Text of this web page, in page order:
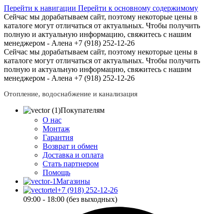
Перейти к навигации Перейти к основному содержимому
Сейчас мы дорабатываем сайт, поэтому некоторые цены в
каталоге могут отличаться от актуальных. Чтобы получить
полную и актуальную информацию, свяжитесь с нашим
менеджером - Алена +7 (918) 252-12-26
Сейчас мы дорабатываем сайт, поэтому некоторые цены в
каталоге могут отличаться от актуальных. Чтобы получить
полную и актуальную информацию, свяжитесь с нашим
менеджером - Алена +7 (918) 252-12-26
Отопление, водоснабжение и канализация
Покупателям
О нас
Монтаж
Гарантия
Возврат и обмен
Доставка и оплата
Стать партнером
Помощь
Магазины
+7 (918) 252-12-26
09:00 - 18:00 (без выходных)